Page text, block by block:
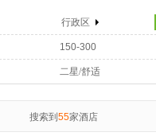
行政区
150-300
二星/舒适
搜索到 55家酒店